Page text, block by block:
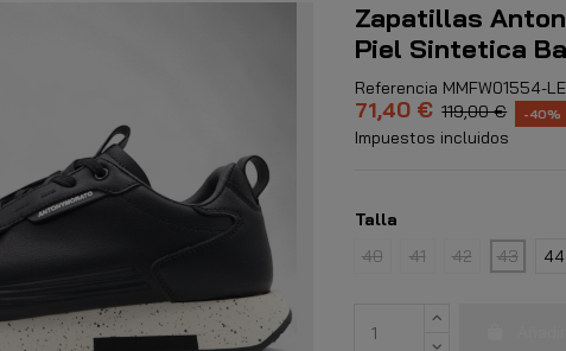
Zapatillas
Piel Sintetica
Referencia MMFW01554-
71,40 € 119,00 € -40%
Impuestos incluidos
Talla
40
41 42 43 44